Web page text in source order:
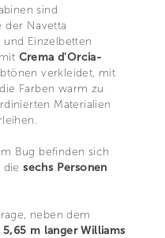
sind
der Navetta
Einzelbetten
Crema d'Orcia-
verkleidet, mit
Farben warm zu
Materialien
Bug befinden sich
diesechs Personen
neben dem
5,65 m langer Williams